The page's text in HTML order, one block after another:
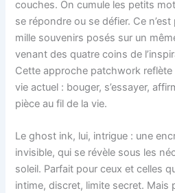
couches. On cumule les petits
se répondre ou se défier. Ce
mille souvenirs posés sur un
venant des quatre coins de
Cette approche patchwork reflète
vie actuel : bouger, s’essayer,
pièce au fil de la vie.
Le ghost ink, lui, intrigue : une
invisible, qui se révèle sous les
soleil. Parfait pour ceux et celles
intime, discret, limite secret. Mais